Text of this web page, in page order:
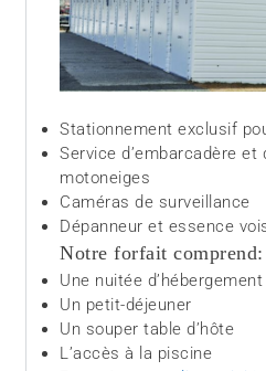
Stationnement exclusif
Service d’embarcadère
motoneiges
Caméras de surveillance
Dépanneur et essence
Notre forfait comprend:
Une nuitée d’hébergement
Un petit-déjeuner
Un souper table d’hôte
L’accès à la piscine